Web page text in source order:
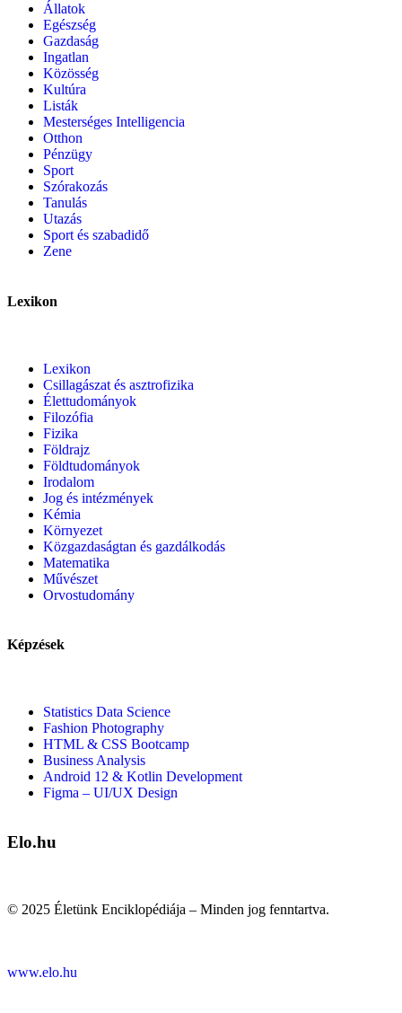
Állatok
Egészség
Gazdaság
Ingatlan
Közösség
Kultúra
Listák
Mesterséges Intelligencia
Otthon
Pénzügy
Sport
Szórakozás
Tanulás
Utazás
Sport és szabadidő
Zene
Lexikon
Lexikon
Csillagászat és asztrofizika
Élettudományok
Filozófia
Fizika
Földrajz
Földtudományok
Irodalom
Jog és intézmények
Kémia
Környezet
Közgazdaságtan és gazdálkodás
Matematika
Művészet
Orvostudomány
Képzések
Statistics Data Science
Fashion Photography
HTML & CSS Bootcamp
Business Analysis
Android 12 & Kotlin Development
Figma – UI/UX Design
Elo.hu
© 2025 Életünk Enciklopédiája – Minden jog fenntartva.
www.elo.hu